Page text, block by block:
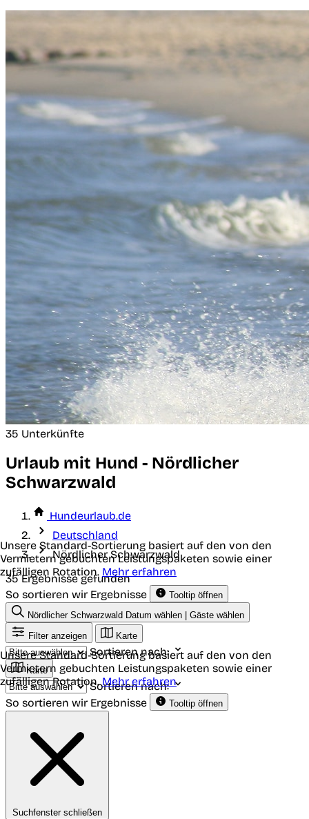
35 Unterkünfte
Urlaub mit Hund - Nördlicher
Schwarzwald
Hundeurlaub.de
Deutschland
Nördlicher Schwarzwald
35 Ergebnisse gefunden
So sortieren wir Ergebnisse
Tooltip öffnen
Unsere Standard-Sortierung basiert auf den von den
Vermietern gebuchten Leistungspaketen sowie einer
zufälligen Rotation. Mehr erfahren
Nördlicher Schwarzwald Datum wählen | Gäste wählen
Filter anzeigen
Karte
Sortieren nach:
Karte
Sortieren nach:
So sortieren wir Ergebnisse
Tooltip öffnen
Unsere Standard-Sortierung basiert auf den von den
Vermietern gebuchten Leistungspaketen sowie einer
zufälligen Rotation.Mehr erfahren
Suchfenster schließen